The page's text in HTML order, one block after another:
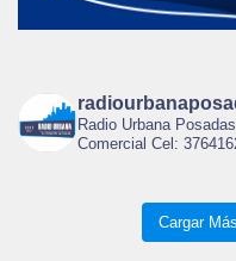
Radio Urbana
Comercial Cel:
Cargar Más